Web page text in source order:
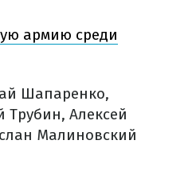
армию среди
Шапаренко,
Трубин, Алексей
Малиновский